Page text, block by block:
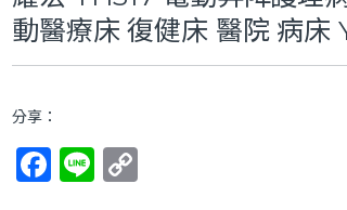
動醫療床 復健床 醫院 病床
分享：
F
Li